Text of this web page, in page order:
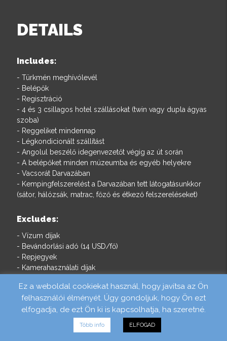
DETAILS
Includes:
- Türkmén meghívólevél
- Belépők
- Regisztráció
- 4 és 3 csillagos hotel szállásokat (twin vagy dupla ágyas
szoba)
- Reggeliket mindennap
- Légkondicionált szállítást
- Angolul beszélő idegenvezetőt végig az út során
- A belépőket minden múzeumba és egyéb helyekre
- Vacsorát Darvazában
- Kempingfelszerelést a Darvazában tett látogatásunkkor
(sátor, hálózsák, matrac, főző és étkező felszereléseket)
Excludes:
- Vízum díjak
- Bevándorlási adó (14 USD/fő)
- Repjegyek
- Kamerahasználati díjak
- Néhány ebéd és vacsora árát
- Egyéb személyes kiadások
- Egyéni felár (el tudjuk helyezni egy másik egyedül
Ez a weboldal cookiekat használ, hogy javítsa az Ön
felhasználói élményét. Úgy gondoljuk, hogy Ön ezt
elfogadja, de ezt Ön ki is kapcsolhatja, ha szeretné.
Több info ELFOGAD